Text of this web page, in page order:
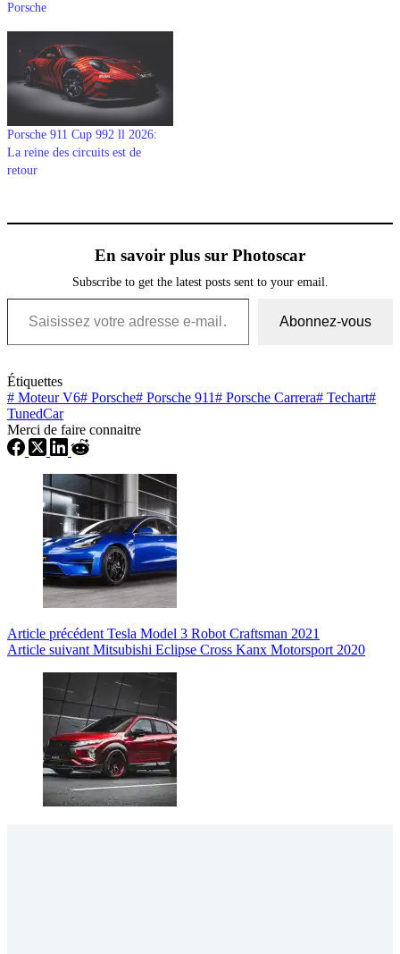
Porsche
Porsche 911 Cup 992 ll 2026:
La reine des circuits est de
retour
En savoir plus sur Photoscar
Subscribe to get the latest posts sent to your email.
Saisissez votre adresse e-mail…
Abonnez-vous
Étiquettes
# Moteur V6# Porsche# Porsche 911# Porsche Carrera# Techart#
TunedCar
Merci de faire connaitre
Article précédent Tesla Model 3 Robot Craftsman 2021
Article suivant Mitsubishi Eclipse Cross Kanx Motorsport 2020